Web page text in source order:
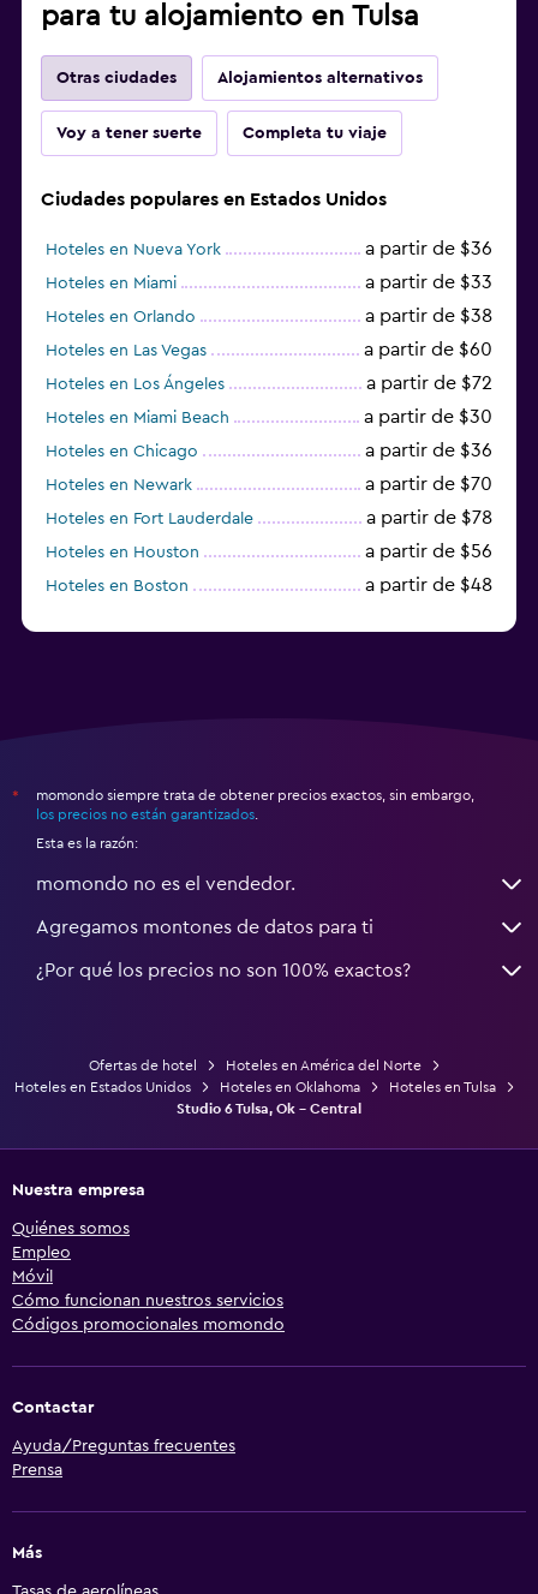
para tu alojamiento en Tulsa
Otras ciudades Alojamientos alternativos
Voy a tener suerte Completa tu viaje
Ciudades populares en Estados Unidos
Hoteles en Nueva York a partir de $36
Hoteles en Miami a partir de $33
Hoteles en Orlando a partir de $38
Hoteles en Las Vegas a partir de $60
Hoteles en Los Ángeles a partir de $72
Hoteles en Miami Beach a partir de $30
Hoteles en Chicago a partir de $36
Hoteles en Newark a partir de $70
Hoteles en Fort Lauderdale a partir de $78
Hoteles en Houston a partir de $56
Hoteles en Boston a partir de $48
*
momondo siempre trata de obtener precios exactos, sin embargo,
los precios no están garantizados
Esta es la razón:
momondo no es el vendedor.
Agregamos montones de datos para ti
¿Por qué los precios no son 100% exactos?
Ofertas de hotel
Hoteles en América del Norte
Hoteles en Estados Unidos
Hoteles en Oklahoma
Hoteles en Tulsa
Studio 6 Tulsa, Ok - Central
Nuestra empresa
Quiénes somos
Empleo
Móvil
Cómo funcionan nuestros servicios
Códigos promocionales momondo
Contactar
Ayuda/Preguntas frecuentes
Prensa
Más